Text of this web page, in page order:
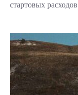
стартовых